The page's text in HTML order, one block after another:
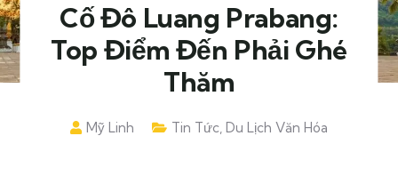
Cố Đô Luang Prabang:
Top Điểm Đến Phải Ghé
Thăm
Mỹ Linh Tin Tức, Du Lịch Văn Hóa